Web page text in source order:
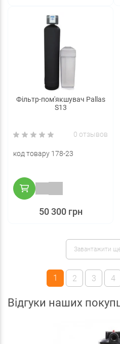
Фільтр-пом'якшувач Pallas
S13
0 отзывов
код товару 178-23
50 300 грн
Завантажити
1 2 3 4
Відгуки наших